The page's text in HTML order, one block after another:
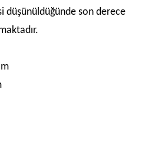
düşünüldüğünde son derece